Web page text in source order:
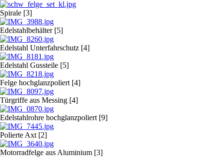
Spirale [3]
Edelstahlbehälter [5]
Edelstahl Unterfahrschutz [4]
Edelstahl Gussteile [5]
Felge hochglanzpoliert [4]
Türgriffe aus Messing [4]
Edelstahlrohre hochglanzpoliert [9]
Polierte Axt [2]
Motorradfelge aus Aluminium [3]